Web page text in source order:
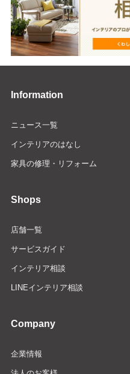
Information
ニュース一覧
インテリアのはなし
家具の修理・リフォーム
Shops
店舗一覧
サービスガイド
インテリア相談
LINEインテリア相談
Company
企業情報